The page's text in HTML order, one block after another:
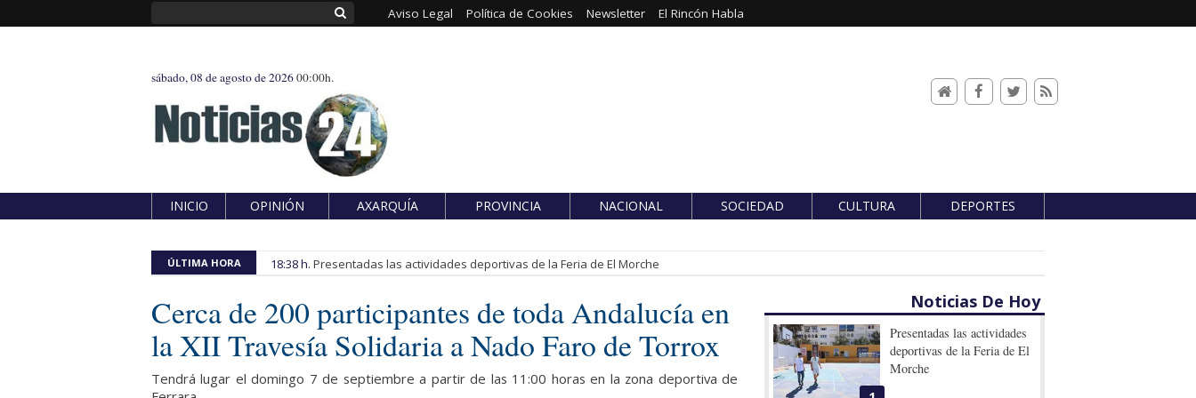
Aviso Legal Política de Cookies Newsletter El Rincón Habla
sábado, 08 de agosto de 202600:00h.
INICIO OPINIÓN AXARQUÍA PROVINCIA NACIONAL SOCIEDAD CULTURA DEPORTES
ÚLTIMA HORA 18:38 h. Presentadas las actividades deportivas de la Feria de El Morche
Cerca de 200 participantes de toda Andalucía en
la XII Travesía Solidaria a Nado Faro de Torrox
Tendrá lugar el domingo 7 de septiembre a partir de las 11:00 horas en la zona deportiva de
Noticias De Hoy
Presentadas las actividades
deportivas de la Feria de El
Morche